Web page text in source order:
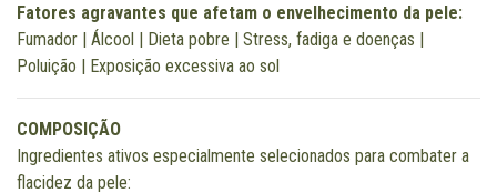
Fatores agravantes que afetam o envelhecimento da pele:
Fumador | Álcool | Dieta pobre | Stress, fadiga e doenças |
Poluição | Exposição excessiva ao sol
COMPOSIÇÃO
Ingredientes ativos especialmente selecionados para combater a
flacidez da pele: